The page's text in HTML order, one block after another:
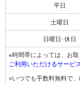
平日
土曜日
日曜日･休日
※時間帯によっては、お
ご利用いただけるサービ
○いつでも手数料無料で